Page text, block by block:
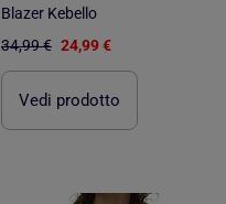
Blazer Kebello
34,99 € 24,99 €
Vedi prodotto